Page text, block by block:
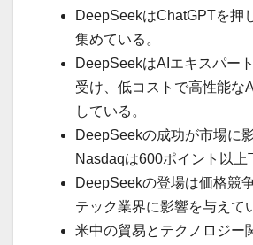
DeepSeekはChatGPTを押
集めている。
DeepSeekはAIエキスパー
受け、低コストで高性能な
している。
DeepSeekの成功が市場に
Nasdaqは600ポイント以上
DeepSeekの登場は価格競
テック業界に影響を与えて
米中の貿易とテクノロジー